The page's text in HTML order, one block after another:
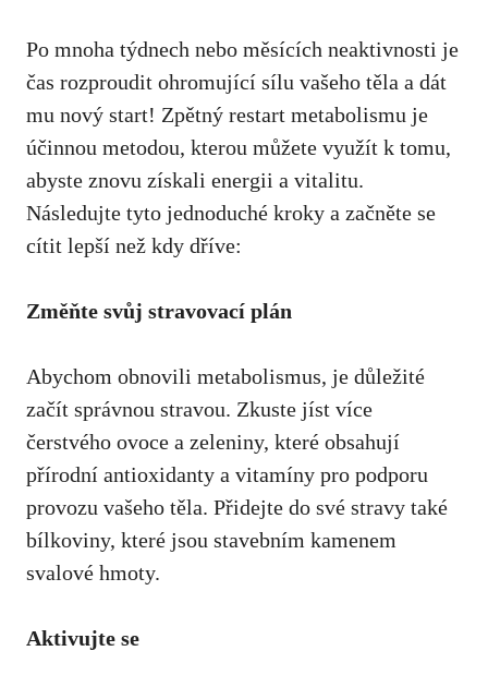
Po mnoha týdnech nebo měsících neaktivnosti⁢ je
čas rozproudit ohromující sílu vašeho těla a dát
mu nový‍ start! Zpětný restart metabolismu je​
účinnou metodou,⁣ kterou ⁣můžete ⁣využít k tomu,
abyste znovu získali energii ‌a vitalitu.​
Následujte tyto jednoduché kroky a začněte se
cítit lepší než kdy dříve:
Změňte​ svůj⁤ stravovací plán
Abychom obnovili metabolismus, je důležité​
začít správnou stravou. Zkuste jíst více​
čerstvého‍ ovoce a⁢ zeleniny, které obsahují‌
přírodní antioxidanty​ a vitamíny ‌pro podporu
provozu vašeho těla. Přidejte do své ​stravy také
⁢bílkoviny, které‌ jsou stavebním kamenem
svalové hmoty.
Aktivujte se